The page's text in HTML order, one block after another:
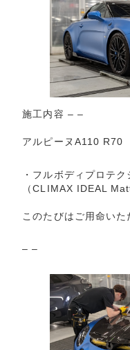
施工内容 – –
アルピーヌA110 R70
・フルボディプロテ
（CLIMAX IDEAL
このたびはご用命いた
– –